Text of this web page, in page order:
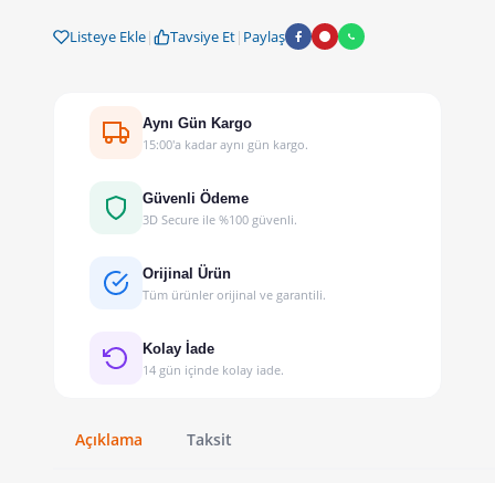
Dayanıklı ve Güvenilir Tesisat Kablosuİşyerinizin veya
Listeye Ekle| Tavsiye Et| Paylaş
Aynı Gün Kargo
15:00'a kadar aynı gün kargo.
Güvenli Ödeme
3D Secure ile %100 güvenli.
Orijinal Ürün
Tüm ürünler orijinal ve garantili.
Kolay İade
14 gün içinde kolay iade.
Açıklama Taksit